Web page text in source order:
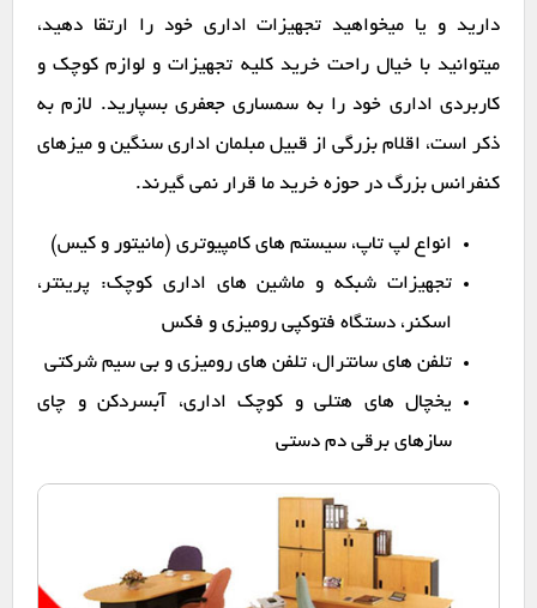
دارید و یا میخواهید تجهیزات اداری خود را ارتقا دهید،
میتوانید با خیال راحت خرید کلیه تجهیزات و لوازم کوچک و
کاربردی اداری خود را به سمساری جعفری بسپارید. لازم به
ذکر است، اقلام بزرگی از قبیل مبلمان اداری سنگین و میزهای
کنفرانس بزرگ در حوزه خرید ما قرار نمی گیرند.
انواع لپ تاپ، سیستم های کامپیوتری (مانیتور و کیس)
تجهیزات شبکه و ماشین های اداری کوچک: پرینتر،
اسکنر، دستگاه فتوکپی رومیزی و فکس
تلفن های سانترال، تلفن های رومیزی و بی سیم شرکتی
یخچال های هتلی و کوچک اداری، آبسردکن و چای
سازهای برقی دم دستی